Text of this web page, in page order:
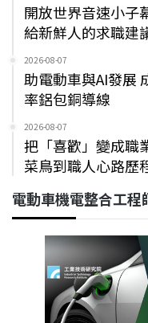
開放世界音速小子
給新鮮人的求職建
2026-08-07
助電動車與AI發展
率鋁包銅導線
2026-08-07
把「喜歡」變成職
菜鳥到職人心路歷
電動車機電整合工程